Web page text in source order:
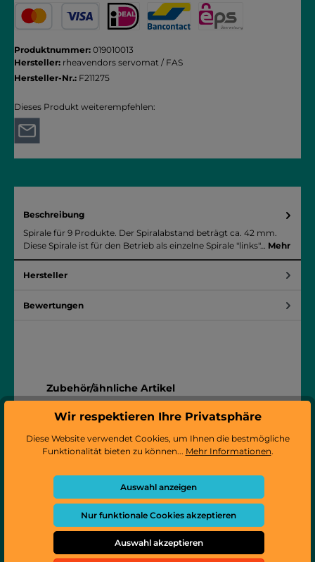
Produktnummer: 019010013
Hersteller: rheavendors servomat / FAS
Hersteller-Nr.: F211275
Dieses Produkt weiterempfehlen:
Beschreibung
Spirale für 9 Produkte. Der Spiralabstand beträgt ca. 42 mm.
Diese Spirale ist für den Betrieb als einzelne Spirale "links"… Mehr
Hersteller
Bewertungen
Produktgalerie überspringen
Zubehör/ähnliche Artikel
Wir respektieren Ihre Privatsphäre
Diese Website verwendet Cookies, um Ihnen die bestmögliche
Funktionalität bieten zu können... Mehr Informationen.
Auswahl anzeigen
Nur funktionale Cookies akzeptieren
Auswahl akzeptieren